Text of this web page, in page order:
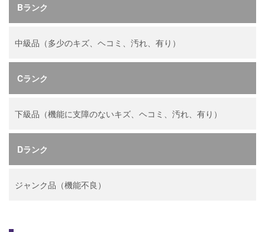
Bランク
中級品（多少のキズ、ヘコミ、汚れ、有り）
Cランク
下級品（機能に支障のないキズ、ヘコミ、汚れ、有り）
Dランク
ジャンク品（機能不良）